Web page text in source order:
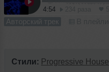
4:54
Авторский трек
Стили: Progressive House